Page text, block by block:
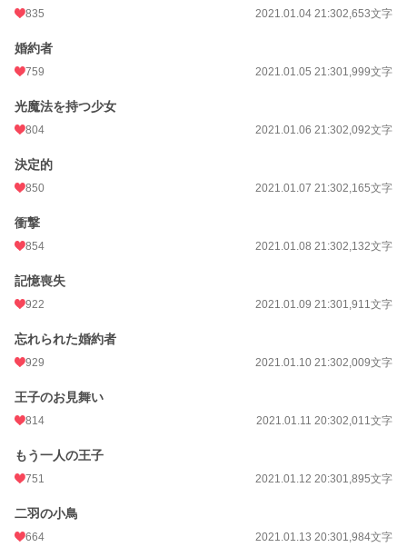
初回完結日時
週間ポイント
月間ポイント
年間ポイント 336,966 pt (1,708 位)
835 2021.01.04 21:302,653文字
婚約者
759 2021.01.05 21:301,999文字
光魔法を持つ少女
804 2021.01.06 21:302,092文字
決定的
850 2021.01.07 21:302,165文字
衝撃
854 2021.01.08 21:302,132文字
記憶喪失
922 2021.01.09 21:301,911文字
忘れられた婚約者
929 2021.01.10 21:302,009文字
王子のお見舞い
814 2021.01.11 20:302,011文字
もう一人の王子
751 2021.01.12 20:301,895文字
二羽の小鳥
664 2021.01.13 20:301,984文字